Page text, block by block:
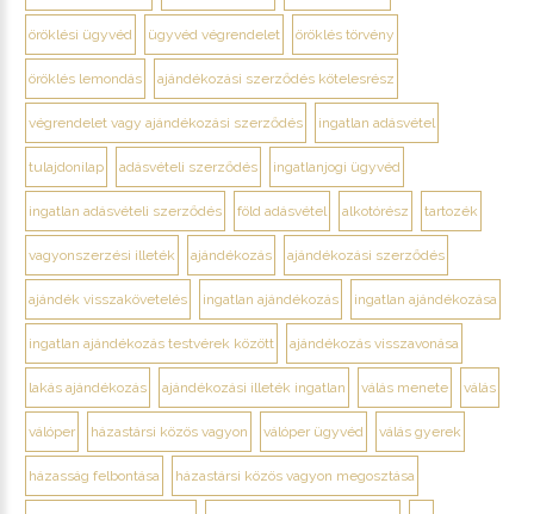
öröklési ügyvéd ügyvéd végrendelet öröklés törvény
öröklés lemondás ajándékozási szerződés kötelesrész
végrendelet vagy ajándékozási szerződés ingatlan adásvétel
tulajdonilap adásvételi szerződés ingatlanjogi ügyvéd
ingatlan adásvételi szerződés föld adásvétel alkotórész tartozék
vagyonszerzési illeték ajándékozás ajándékozási szerződés
ajándék visszakövetelés ingatlan ajándékozás ingatlan ajándékozása
ingatlan ajándékozás testvérek között ajándékozás visszavonása
lakás ajándékozás ajándékozási illeték ingatlan válás menete válás
válóper házastársi közös vagyon válóper ügyvéd válás gyerek
házasság felbontása házastársi közös vagyon megosztása